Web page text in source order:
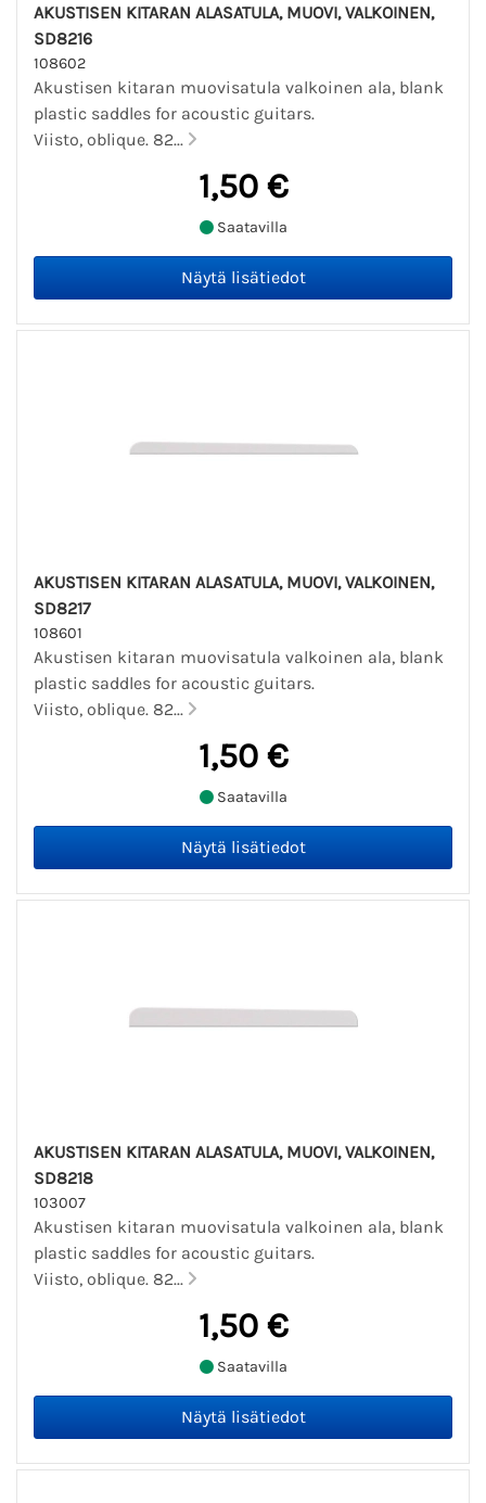
AKUSTISEN KITARAN ALASATULA, MUOVI, VALKOINEN,
SD8216
108602
Akustisen kitaran muovisatula valkoinen ala, blank
plastic saddles for acoustic guitars.
Viisto, oblique. 82...
1,50 €
Saatavilla
AKUSTISEN KITARAN ALASATULA, MUOVI, VALKOINEN,
SD8217
108601
Akustisen kitaran muovisatula valkoinen ala, blank
plastic saddles for acoustic guitars.
Viisto, oblique. 82...
1,50 €
Saatavilla
AKUSTISEN KITARAN ALASATULA, MUOVI, VALKOINEN,
SD8218
103007
Akustisen kitaran muovisatula valkoinen ala, blank
plastic saddles for acoustic guitars.
Viisto, oblique. 82...
1,50 €
Saatavilla